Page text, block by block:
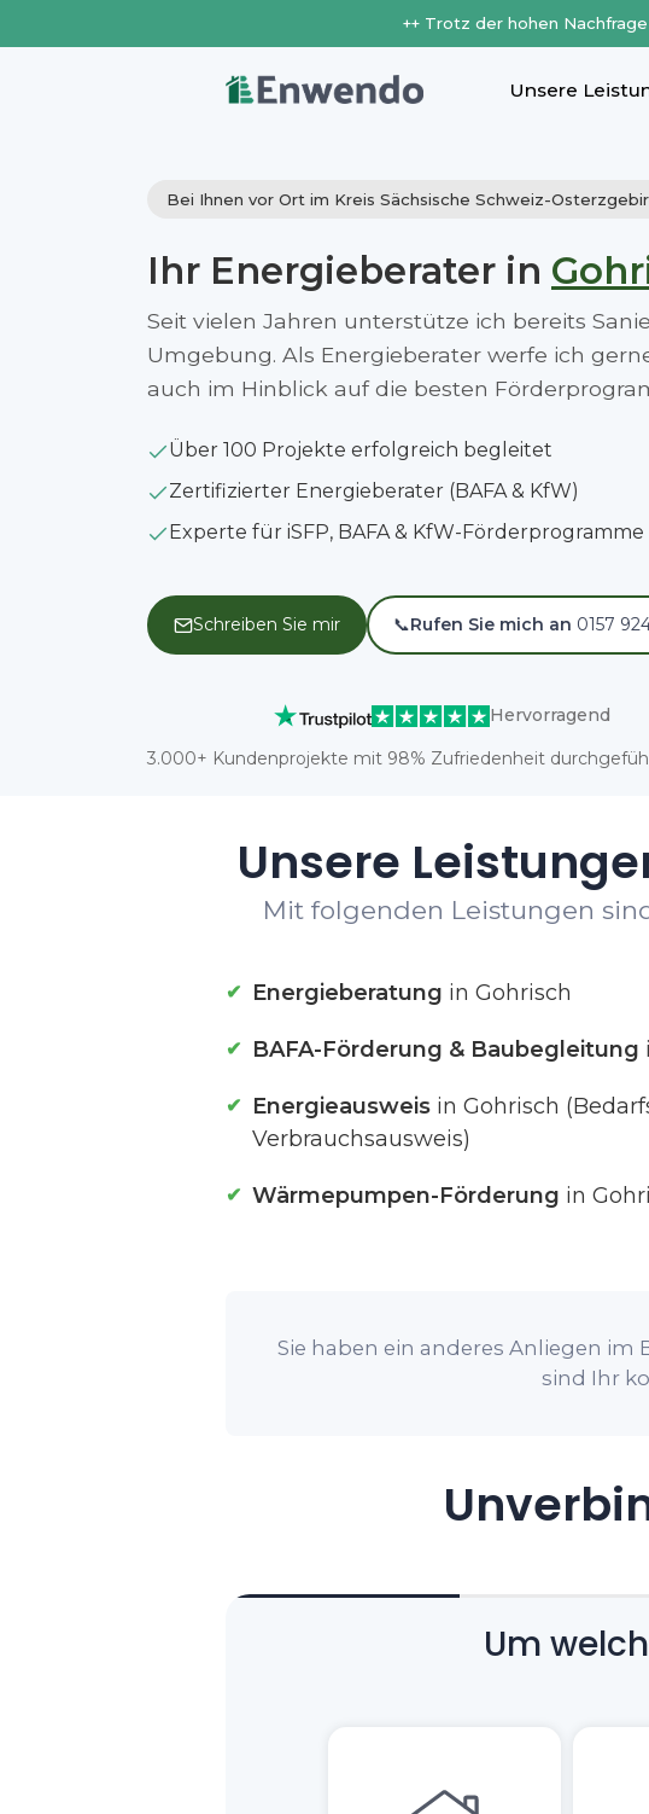
++ Trotz der hohen
Unsere
Bei Ihnen vor Ort im Kreis Sächsische Schweiz-
Ihr Energieberater in
Seit vielen Jahren unterstütze ich bereits
Umgebung. Als Energieberater werfe ich
auch im Hinblick auf die besten
Über 100 Projekte erfolgreich begleitet
Zertifizierter Energieberater (BAFA & KfW)
Experte für iSFP, BAFA & KfW-Förderprogramme
Schreiben Sie mir 📞Rufen Sie mich an 0157
Hervorragend
3.000+ Kundenprojekte mit 98% Zufriedenheit
Unsere
Mit folgenden Leistungen
Energieberatung in Gohrisch
BAFA-Förderung & Baubegleitung
Energieausweis in Gohrisch
Verbrauchsausweis)
Wärmepumpen-Förderung in
Sie haben ein anderes Anliegen im
sind Ihr